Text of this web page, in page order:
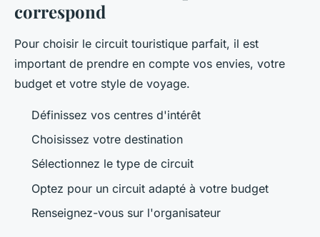
correspond
Pour choisir le circuit touristique parfait, il est
important de prendre en compte vos envies, votre
budget et votre style de voyage.
Définissez vos centres d'intérêt
Choisissez votre destination
Sélectionnez le type de circuit
Optez pour un circuit adapté à votre budget
Renseignez-vous sur l'organisateur